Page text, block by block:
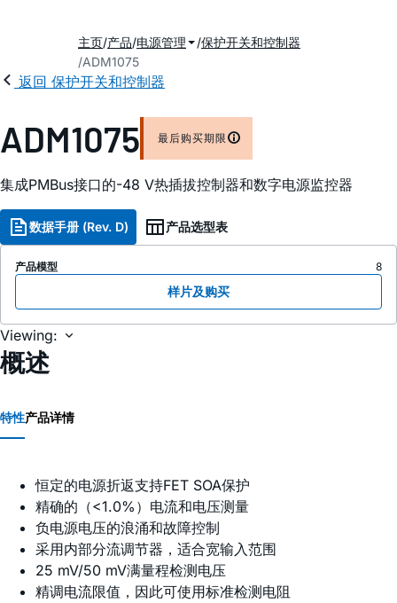
主页 产品 电源管理
保护开关和控制器
ADM1075
返回 保护开关和控制器
ADM1075 最后购买期限
集成PMBus接口的-48 V热插拔控制器和数字电源监控器
数据手册 (Rev. D) 产品选型表
产品模型 8
样片及购买
Viewing:
概述
特性产品详情
恒定的电源折返支持FET SOA保护
精确的（<1.0%）电流和电压测量
负电源电压的浪涌和故障控制
采用内部分流调节器，适合宽输入范围
25 mV/50 mV满量程检测电压
精调电流限值，因此可使用标准检测电阻